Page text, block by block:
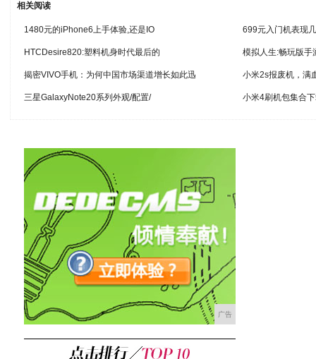
相关阅读
1480元的iPhone6上手体验,还是IO 699元入门机表现
HTCDesire820:塑料机身时代最后的 模拟人生:畅玩版手
揭密VIVO手机：为何中国市场渠道增长如此迅 小米2s报废机，满
三星GalaxyNote20系列外观/配置/ 小米4刷机包集合
广告